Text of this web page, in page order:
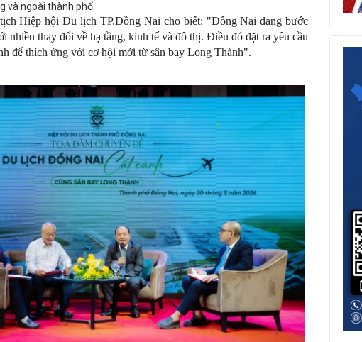
và ngoài thành phố.
Hiệp hội Du lịch TP.Đồng Nai cho biết: "Đồng Nai đang bước
nhiều thay đổi về hạ tầng, kinh tế và đô thị. Điều đó đặt ra yêu cầu
để thích ứng với cơ hội mới từ sân bay Long Thành".